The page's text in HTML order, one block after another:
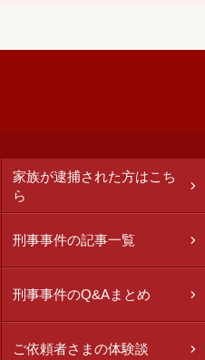
家族が逮捕された方はこち
ら
刑事事件の記事一覧
刑事事件のQ&Aまとめ
ご依頼者さまの体験談